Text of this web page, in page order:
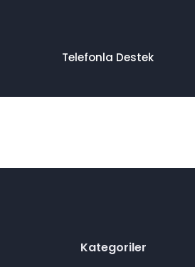
Telefonla Destek
Kategoriler